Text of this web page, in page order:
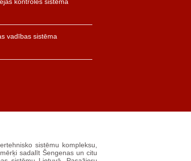
vadības sistēma
sistēmu kompleksu,
sadalīt Šengenas un citu